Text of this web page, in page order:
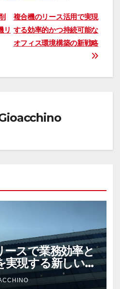
複合機のリース活用で実現
する効率的かつ持続可能な
オフィス環境構築の新戦略
リ
ースで業務効率と
実現する新しい選